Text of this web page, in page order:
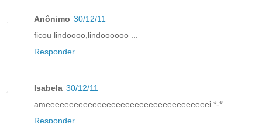
Anônimo 30/12/11
ficou lindoooo,lindoooooo ...
Responder
Isabela 30/12/11
ameeeeeeeeeeeeeeeeeeeeeeeeeeeeeeeeeeei *-*'
Responder